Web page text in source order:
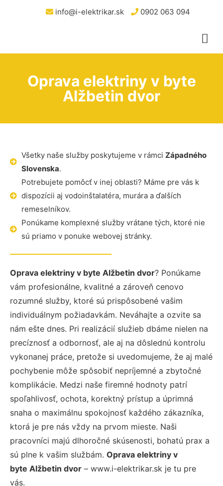
info@i-elektrikar.sk 0902 063 094
Oprava elektriny v byte
Alžbetin dvor
Všetky naše služby poskytujeme v rámci Západného
Slovenska.
Potrebujete pomôcť v inej oblasti? Máme pre vás k
dispozícii aj vodoinštalatéra, murára a ďalších
remeselníkov.
Ponúkame komplexné služby vrátane tých, ktoré nie
sú priamo v ponuke webovej stránky.
Oprava elektriny v byte Alžbetin dvor? Ponúkame
vám profesionálne, kvalitné a zároveň cenovo
rozumné služby, ktoré sú prispôsobené vašim
individuálnym požiadavkám. Neváhajte a ozvite sa
nám ešte dnes. Pri realizácií služieb dbáme nielen na
precíznosť a odbornosť, ale aj na dôslednú kontrolu
vykonanej práce, pretože si uvedomujeme, že aj malé
pochybenie môže spôsobiť nepríjemné a zbytočné
komplikácie. Medzi naše firemné hodnoty patrí
spoľahlivosť, ochota, korektný prístup a úprimná
snaha o maximálnu spokojnosť každého zákazníka,
ktorá je pre nás vždy na prvom mieste. Naši
pracovníci majú dlhoročné skúsenosti, bohatú prax a
sú plne k vašim službám. Oprava elektriny v
byte Alžbetin dvor – www.i-elektrikar.sk je tu pre
vás.